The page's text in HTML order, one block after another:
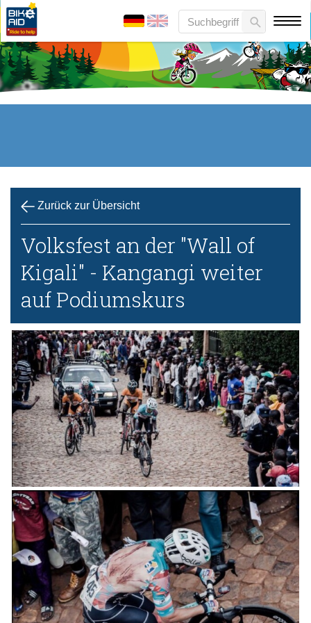
Zurück zur Übersicht
Volksfest an der "Wall of
Kigali" - Kangangi weiter
auf Podiumskurs